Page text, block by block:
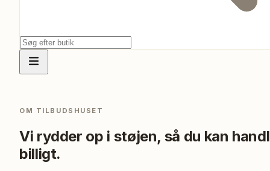
OM TILBUDSHUSET
Vi rydder op i støjen, så du kan
billigt.